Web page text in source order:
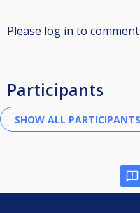
Please log in to comment
Participants